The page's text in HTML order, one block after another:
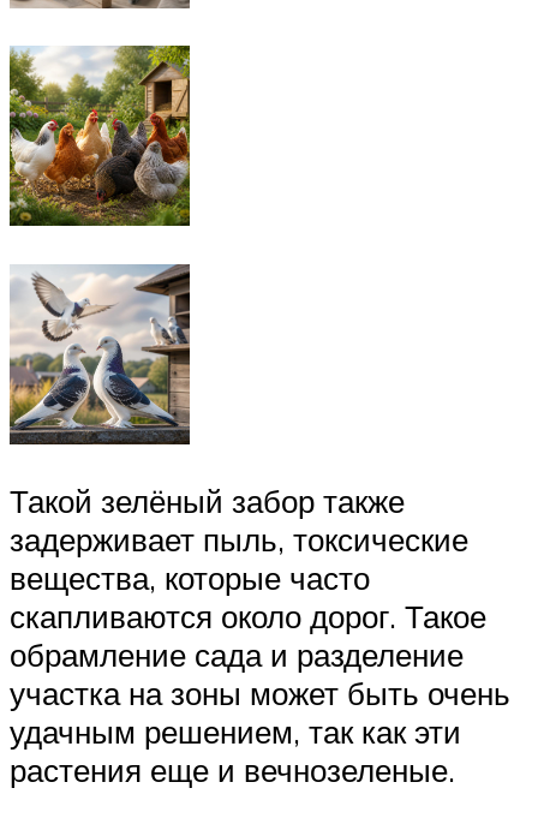
Такой зелёный забор также
задерживает пыль, токсические
вещества, которые часто
скапливаются около дорог. Такое
обрамление сада и разделение
участка на зоны может быть очень
удачным решением, так как эти
растения еще и вечнозеленые.